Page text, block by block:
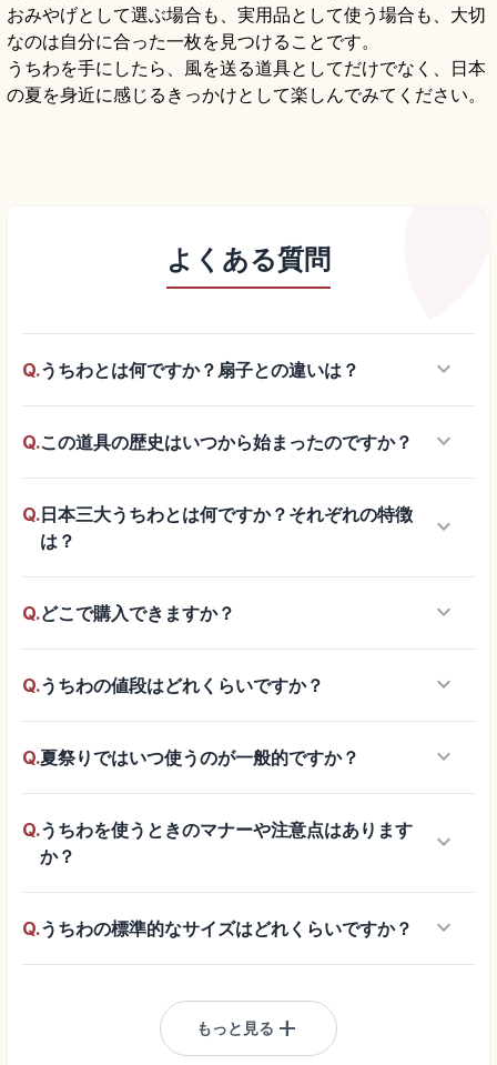
おみやげとして選ぶ場合も、実用品として使う場合も、大切
なのは自分に合った一枚を見つけることです。
うちわを手にしたら、風を送る道具としてだけでなく、日本
の夏を身近に感じるきっかけとして楽しんでみてください。
よくある質問
Q.うちわとは何ですか？扇子との違いは？ keyboard_arrow_down
Q.この道具の歴史はいつから始まったのですか？ keyboard_arrow_down
Q.日本三大うちわとは何ですか？それぞれの特徴
は？
keyboard_arrow_down
Q.どこで購入できますか？ keyboard_arrow_down
Q.うちわの値段はどれくらいですか？ keyboard_arrow_down
Q.夏祭りではいつ使うのが一般的ですか？ keyboard_arrow_down
Q.うちわを使うときのマナーや注意点はあります
か？
keyboard_arrow_down
Q.うちわの標準的なサイズはどれくらいですか？ keyboard_arrow_down
もっと見る add